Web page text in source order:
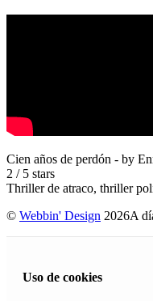
Cien años de perdón - by
2 / 5 stars
Thriller de atraco, thriller
© Webbin' Design 2026A
Uso de cookies